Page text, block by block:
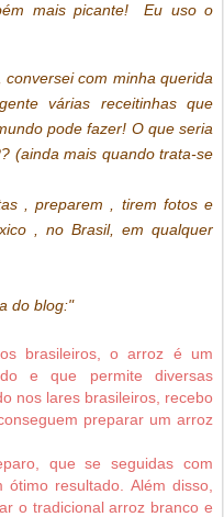
mais picante! Eu uso o
com minha querida
várias receitinhas que
pode fazer! O que seria
(ainda mais quando trata-se
, preparem , tirem fotos e
, no Brasil, em qualquer
do blog:"
brasileiros, o arroz é um
e que permite diversas
nos lares brasileiros, recebo
preparar um arroz
que se seguidas com
resultado. Além disso,
o tradicional arroz branco e